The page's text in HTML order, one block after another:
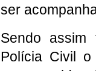
ser
Sendo assim
Polícia Civil o